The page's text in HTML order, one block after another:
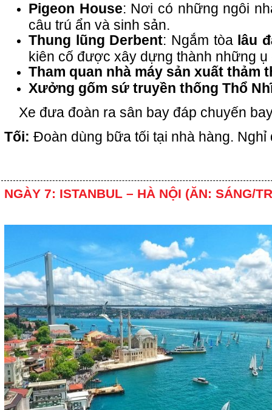
Pigeon House: Nơi có những ngôi
câu trú ẩn và sinh sản.
Thung lũng Derbent: Ngắm tòa lâu
kiên cố được xây dựng thành những ụ
Tham quan nhà máy sản xuất thảm
Xưởng gốm sứ truyền thống Thổ
Xe đưa đoàn ra sân bay đáp chuyến
Tối: Đoàn dùng bữa tối tại nhà hàng.
NGÀY 7: ISTANBUL – HÀ NỘI (ĂN: SÁNG/